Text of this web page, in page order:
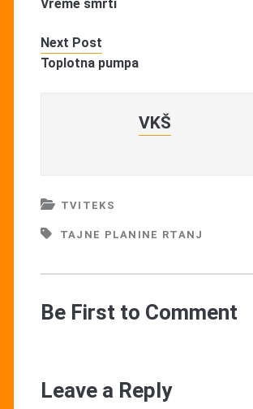
Vreme smrti
Next Post
Toplotna pumpa
VKŠ
TVITEKS
TAJNE PLANINE RTANJ
Be First to Comment
Leave a Reply